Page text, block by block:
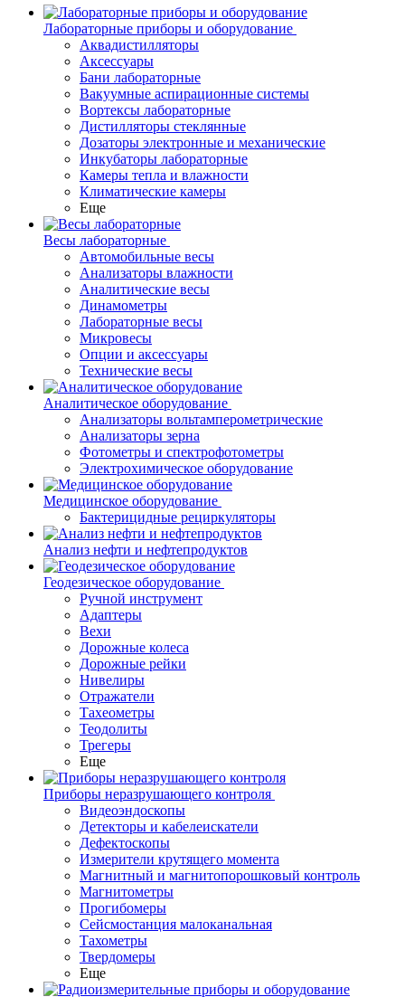
Лабораторные приборы и оборудование
Аквадистилляторы
Аксессуары
Бани лабораторные
Вакуумные аспирационные системы
Вортексы лабораторные
Дистилляторы стеклянные
Дозаторы электронные и механические
Инкубаторы лабораторные
Камеры тепла и влажности
Климатические камеры
Еще
Весы лабораторные
Автомобильные весы
Анализаторы влажности
Аналитические весы
Динамометры
Лабораторные весы
Микровесы
Опции и аксессуары
Технические весы
Аналитическое оборудование
Анализаторы вольтамперометрические
Анализаторы зерна
Фотометры и спектрофотометры
Электрохимическое оборудование
Медицинское оборудование
Бактерицидные рециркуляторы
Анализ нефти и нефтепродуктов
Геодезическое оборудование
Ручной инструмент
Адаптеры
Вехи
Дорожные колеса
Дорожные рейки
Нивелиры
Отражатели
Тахеометры
Теодолиты
Трегеры
Еще
Приборы неразрушающего контроля
Видеоэндоскопы
Детекторы и кабелеискатели
Дефектоскопы
Измерители крутящего момента
Магнитный и магнитопорошковый контроль
Магнитометры
Прогибомеры
Сейсмостанция малоканальная
Тахометры
Твердомеры
Еще